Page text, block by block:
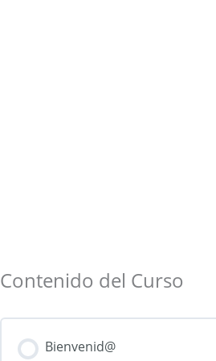
Contenido del Curso
Bienvenid@